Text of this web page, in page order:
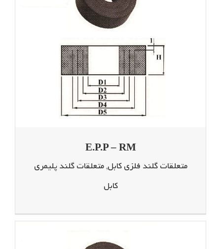
E.P.P – RM
متعلقات گلند فلزی کابل,متعلقات گلند پلیمری
کابل